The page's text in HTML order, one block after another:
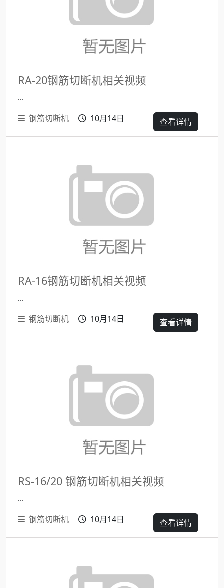
RA-20钢筋切断机相关视频
...
钢筋切断机 10月14日 查看详情
RA-16钢筋切断机相关视频
...
钢筋切断机 10月14日 查看详情
RS-16/20 钢筋切断机相关视频
...
钢筋切断机 10月14日 查看详情